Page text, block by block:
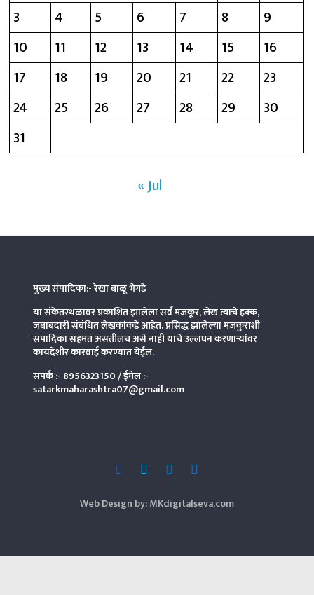
3
4 5 6 7 8
9
10
11 12 13 14 15
16
17
18 19 20 21 22
23
24
25 26 27 28 29
30
31
« Jul
मुख्य संपादिका:- रेखा बाळू भेगडे
या संकेतस्थळावर प्रकाशित झालेला सर्व मजकूर, लेख त्याचे हक्क,
जबाबदारी संबंधित लेखकांकडे आहेत. प्रसिद्ध झालेल्या मजकुराशी
संपादिकासहमत असतीलच असे नाही याचे उल्लंघन करणाऱ्यांवर
कायदेशीर कारवाई करण्यात येईल.
संपर्क :- 8956323150/ ईमेल :-
satarkmaharashtra07@gmail.com
Web Design by:MKdigitalseva.com